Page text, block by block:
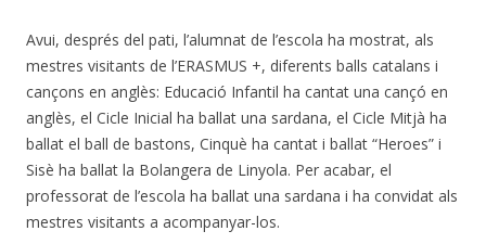
Avui, després del pati, l’alumnat de l’escola ha mostrat, als
mestres visitants de l’ERASMUS +, diferents balls catalans i
cançons en anglès: Educació Infantil ha cantat una cançó en
anglès, el Cicle Inicial ha ballat una sardana, el Cicle Mitjà ha
ballat el ball de bastons, Cinquè ha cantat i ballat “Heroes” i
Sisè ha ballat la Bolangera de Linyola. Per acabar, el
professorat de l’escola ha ballat una sardana i ha convidat als
mestres visitants a acompanyar-los.